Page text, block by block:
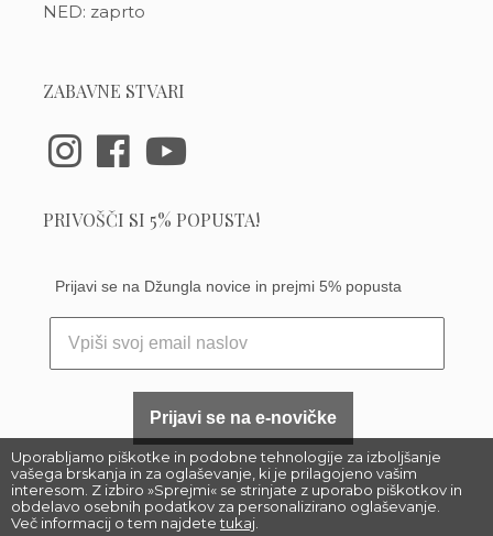
Uporabljamo piškotke in podobne tehnologije za izboljšanje
vašega brskanja in za oglaševanje, ki je prilagojeno vašim
interesom. Z izbiro »Sprejmi« se strinjate z uporabo piškotkov in
obdelavo osebnih podatkov za personalizirano oglaševanje.
Več informacij o tem najdetetukaj
NED: zaprto
ZABAVNE STVARI
PRIVOŠČI SI 5% POPUSTA!
Prijavi se na Džungla novice in prejmi 5% popusta
Prijavi se na e-novičke